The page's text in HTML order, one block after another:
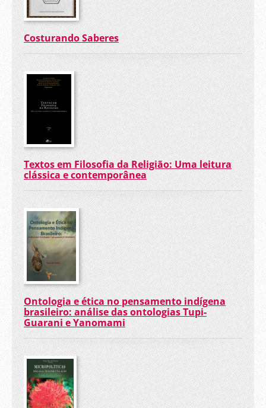
Costurando Saberes
Textos em Filosofia da Religião: Uma leitura
clássica e contemporânea
Ontologia e ética no pensamento indígena
brasileiro: análise das ontologias Tupi-
Guarani e Yanomami